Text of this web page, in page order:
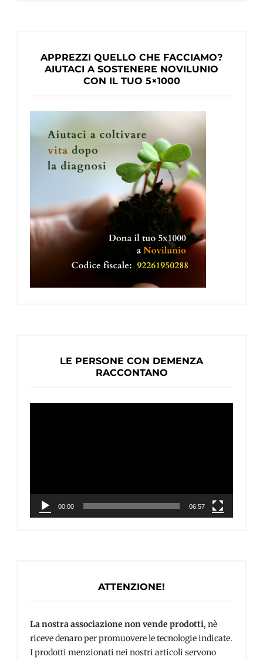
APPREZZI QUELLO CHE FACCIAMO?
AIUTACI A SOSTENERE NOVILUNIO
CON IL TUO 5×1000
LE PERSONE CON DEMENZA
RACCONTANO
00:00 06:57
ATTENZIONE!
La nostra associazione non vende prodotti, nè
riceve denaro per promuovere le tecnologie indicate.
I prodotti menzionati nei nostri articoli servono